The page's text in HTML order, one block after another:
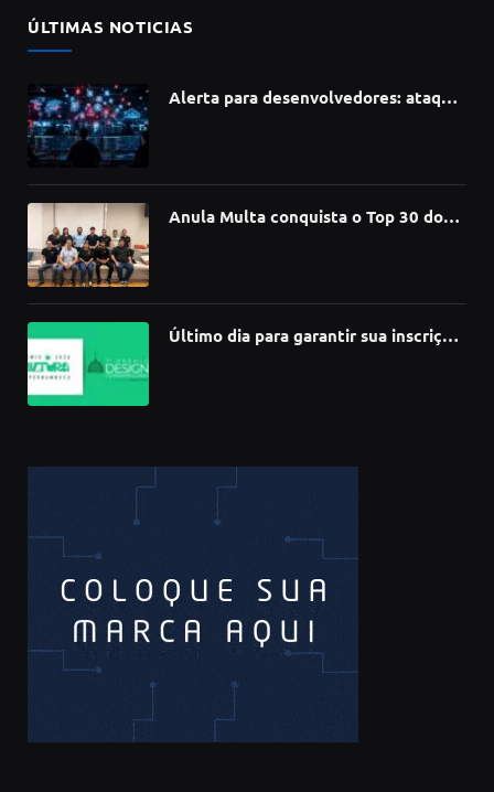
ÚLTIMAS NOTICIAS
Alerta para desenvolvedores: ataque
Anula Multa conquista o Top 30 do
Último dia para garantir sua inscrição